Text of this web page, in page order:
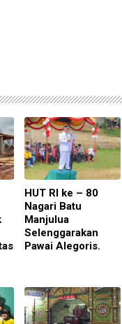
HUT RI ke – 80
Nagari Batu
Manjulua
Selenggarakan
Pawai Alegoris.